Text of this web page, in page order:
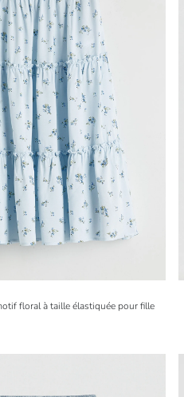
floral à taille élastiquée pour fille